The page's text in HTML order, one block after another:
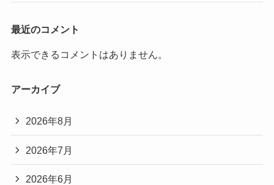
最近のコメント
表示できるコメントはありません。
アーカイブ
2026年8月
2026年7月
2026年6月